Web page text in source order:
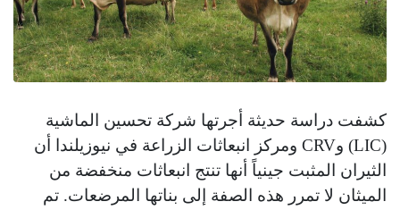
كشفت دراسة حديثة أجرتها شركة تحسين الماشية
(LIC) وCRV ومركز انبعاثات الزراعة في نيوزيلندا أن
الثيران المثبت جينياً أنها تنتج انبعاثات منخفضة من
الميثان لا تمرر هذه الصفة إلى بناتها المرضعات. تم